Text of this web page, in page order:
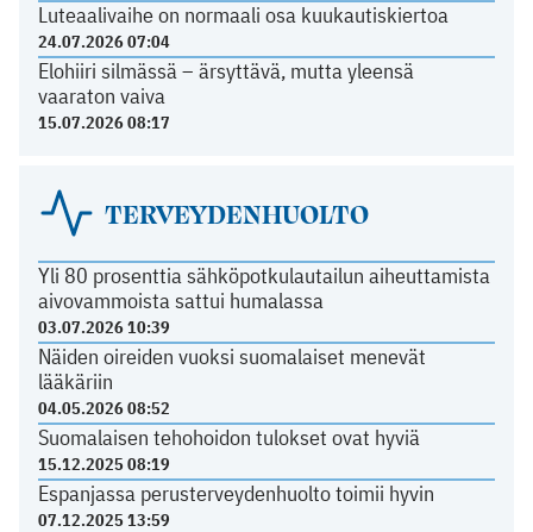
Luteaalivaihe on normaali osa kuukautiskiertoa
24.07.2026 07:04
Elohiiri silmässä – ärsyttävä, mutta yleensä
vaaraton vaiva
15.07.2026 08:17
TERVEYDENHUOLTO
Yli 80 prosenttia sähköpotkulautailun aiheuttamista
aivovammoista sattui humalassa
03.07.2026 10:39
Näiden oireiden vuoksi suomalaiset menevät
lääkäriin
04.05.2026 08:52
Suomalaisen tehohoidon tulokset ovat hyviä
15.12.2025 08:19
Espanjassa perusterveydenhuolto toimii hyvin
07.12.2025 13:59